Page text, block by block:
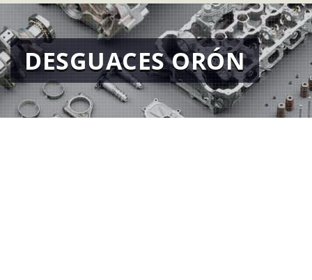
DESGUACES ORÓN